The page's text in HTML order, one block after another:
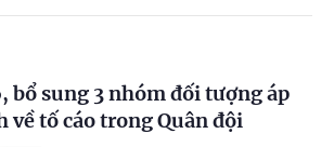
bổ sung 3 nhóm đối tượng áp
về tố cáo trong Quân đội